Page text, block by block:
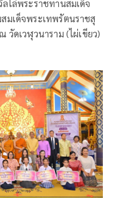
โล่พระราชทานสมเด็จ
มเด็จพระเทพรัตนราชสุ
วัดเวฬุวนาราม (ไผ่เขียว)